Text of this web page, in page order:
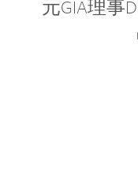
元GIA理事